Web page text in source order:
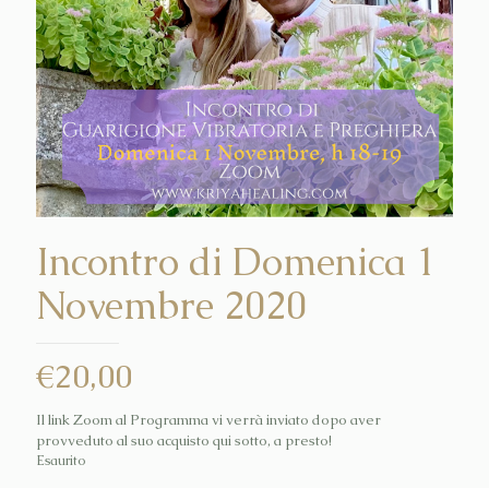
Incontro di Domenica 1
Novembre 2020
€20,00
Il link Zoom al Programma vi verrà inviato dopo aver
provveduto al suo acquisto qui sotto, a presto!
Esaurito